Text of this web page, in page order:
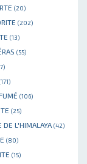
(20)
(202)
(13)
(55)
(106)
(25)
DE L'HIMALAYA (42)
(80)
(15)